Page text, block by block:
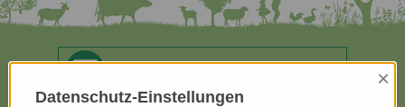
Contact:
Datenschutz-Einstellungen
×